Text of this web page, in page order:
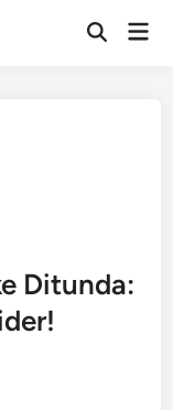
Open
Ditunda: